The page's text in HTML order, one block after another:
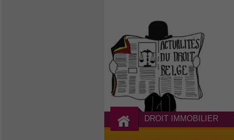
DROIT IMMOBILIER